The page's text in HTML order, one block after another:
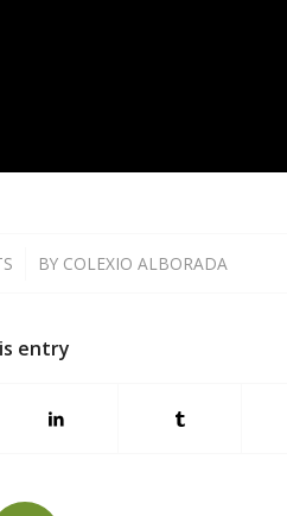
BY COLEXIO ALBORADA
entry